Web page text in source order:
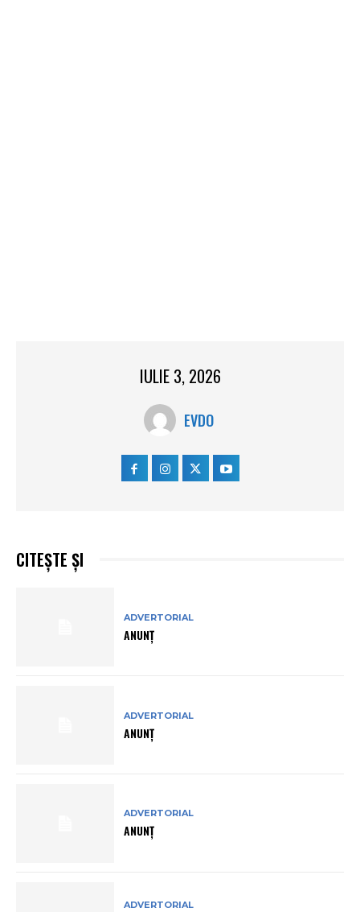
IULIE 3, 2026
EVDO
CITEȘTE ȘI
ADVERTORIAL
ANUNȚ
ADVERTORIAL
ANUNȚ
ADVERTORIAL
ANUNȚ
ADVERTORIAL